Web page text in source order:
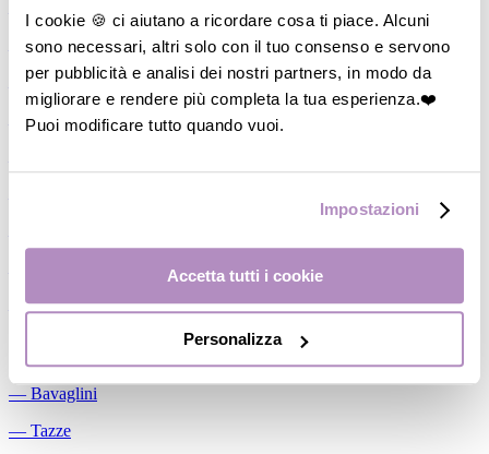
I cookie 🍪 ci aiutano a ricordare cosa ti piace. Alcuni
sono necessari, altri solo con il tuo consenso e servono
per pubblicità e analisi dei nostri partners, in modo da
migliorare e rendere più completa la tua esperienza.❤️
Puoi modificare tutto quando vuoi.
Impostazioni
Accetta tutti i cookie
Personalizza
―
Cuscini allattamento
―Biberon
―
Tettarelle
―Succhietti
Conservalatte Materno
―Massaggiagengive
― Bavaglini
― Tazze